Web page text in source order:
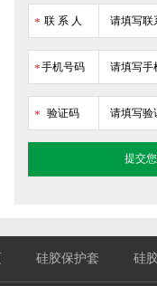
* 联 系 人
*手机号码
* 验证码
硅胶保护套 硅